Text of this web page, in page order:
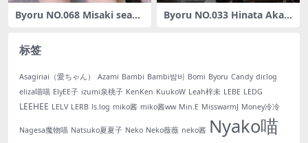
Byoru NO.068 Misaki seash
Byoru NO.033 Hinata Akats
标签
Asagiriai（愛ちゃん） Azami Bambi Bambi밤비 Bomi Byoru Candy dir.log
eliza喵喵 ElyEE子 izumi泉桃子 KenKen KuukoW Leah梓未 LEBE LEDG
LEEHEE LELV LERB ls.log miko酱 miko酱ww Min.E MisswarmJ Money冷冷
Nagesa魔物喵 Natsuko夏夏子 Neko Neko薇薇 neko酱 Nyako喵